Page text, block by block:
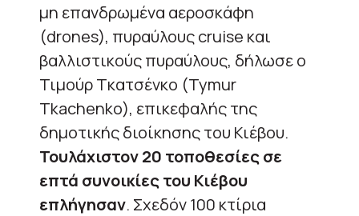
μη επανδρωμένα αεροσκάφη
(drones), πυραύλους cruise και
βαλλιστικούς πυραύλους, δήλωσε ο
Τιμούρ Τκατσένκο (Tymur
Tkachenko), επικεφαλής της
δημοτικής διοίκησης του Κιέβου.
Τουλάχιστον 20 τοποθεσίες σε
επτά συνοικίες του Κιέβου
επλήγησαν. Σχεδόν 100 κτίρια